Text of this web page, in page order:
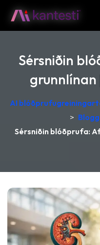
Sérsniðin
AI
> Blogg
Sérsniðin blóðprufa: